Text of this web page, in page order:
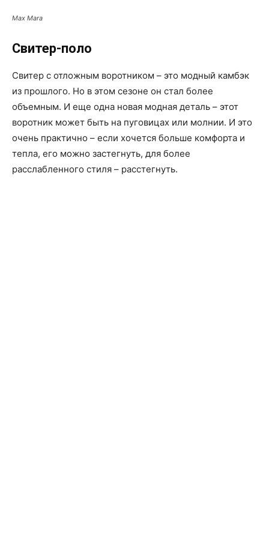
Max Mara
Свитер-поло
Свитер с отложным воротником – это модный камбэк
из прошлого. Но в этом сезоне он стал более
объемным. И еще одна новая модная деталь – этот
воротник может быть на пуговицах или молнии. И это
очень практично – если хочется больше комфорта и
тепла, его можно застегнуть, для более
расслабленного стиля – расстегнуть.